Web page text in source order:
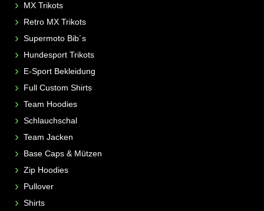
MX Trikots
Retro MX Trikots
Supermoto Bib´s
Hundesport Trikots
E-Sport Bekleidung
Full Custom Shirts
Team Hoodies
Schlauchschal
Team Jacken
Base Caps & Mützen
Zip Hoodies
Pullover
Shirts